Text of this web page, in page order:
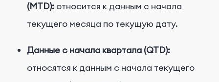
(MTD): относится к данным с начала
текущего месяца по текущую дату.
Данные с начала квартала (QTD):
относятся к данным с начала текущего